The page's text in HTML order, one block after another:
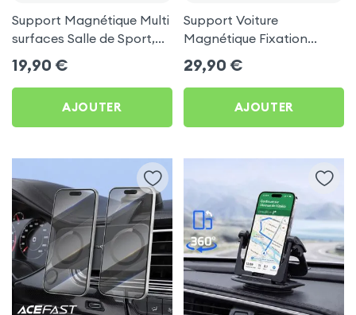
Support Magnétique Multi
surfaces Salle de Sport,
frigo pour Vivo Y76 5G
19,90 €
AJOUTER
Support Voiture
Magnétique Fixation
Porte-gobelet pour Vivo
Y76 5G
29,90 €
AJOUTER